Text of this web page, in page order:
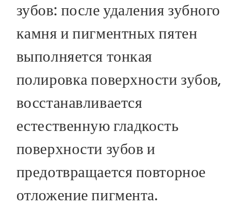
зубов: после удаления зубного
камня и пигментных пятен
выполняется тонкая
полировка поверхности зубов,
восстанавливается
естественную гладкость
поверхности зубов и
предотвращается повторное
отложение пигмента.